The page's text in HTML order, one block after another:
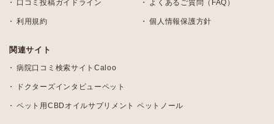
口コミ投稿ガイドライン よくあるご質問（FAQ）
利用規約 個人情報保護方針
関連サイト
病院口コミ検索サイトCaloo
ドクターズインタビューペット
ペット用CBDオイルサプリメント ペットノール